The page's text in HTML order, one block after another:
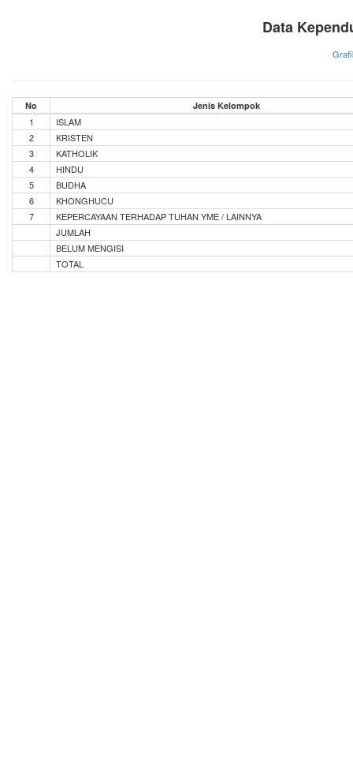
Data
No Jenis Kelompok
1
ISLAM
2
KRISTEN
3
KATHOLIK
4
HINDU
5
BUDHA
6
KHONGHUCU
7
KEPERCAYAAN TERHADAP TUHAN YME / LAINNYA
JUMLAH
BELUM MENGISI
TOTAL